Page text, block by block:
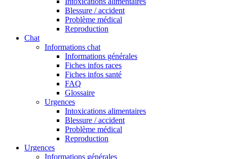
Blessure / accident
Problème médical
Reproduction
Chat
Informations chat
Informations générales
Fiches infos races
Fiches infos santé
FAQ
Glossaire
Urgences
Intoxications alimentaires
Blessure / accident
Problème médical
Reproduction
Urgences
Informations générales